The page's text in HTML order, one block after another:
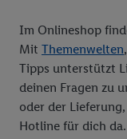
Im Onlineshop
Mit Themenwelten
Tipps unterstützt
deinen Fragen zu
oder der
Hotline für dich da.
Verwendung
Profilen für
Zugriff auf
Entwicklung und
von Zielgruppen
von Daten aus